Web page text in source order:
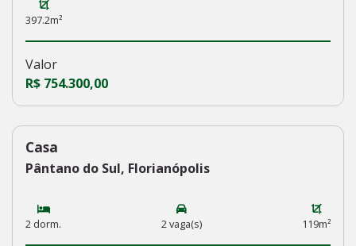
397.2m²
Valor
R$ 754.300,00
236
Casa
Pântano do Sul, Florianópolis
2 dorm. 2 vaga(s) 119m²